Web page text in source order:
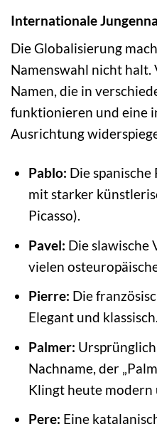
Internationale
Die Globalisierung
Namenswahl nicht halt.
Namen, die in
funktionieren und eine
Ausrichtung
Pablo: Die spanische
mit starker
Picasso).
Pavel: Die slawische
vielen
Pierre: Die
Elegant und klassisch.
Palmer:
Nachname, der
Klingt heute
Pere: Eine